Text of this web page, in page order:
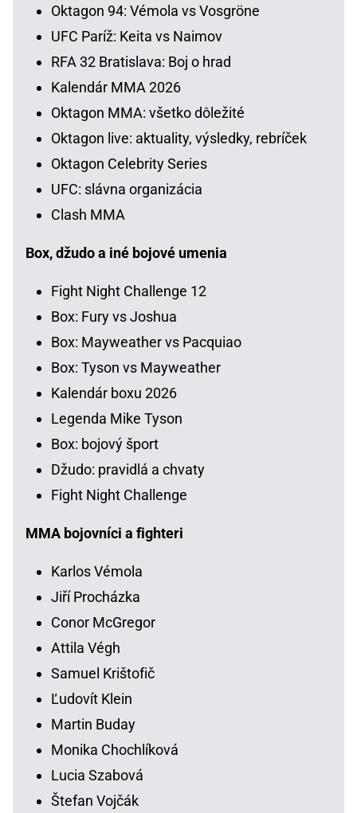
Oktagon 94: Vémola vs Vosgröne
UFC Paríž: Keita vs Naimov
RFA 32 Bratislava: Boj o hrad
Kalendár MMA 2026
Oktagon MMA: všetko dôležité
Oktagon live: aktuality, výsledky, rebríček
Oktagon Celebrity Series
UFC: slávna organizácia
Clash MMA
Box, džudo a iné bojové umenia
Fight Night Challenge 12
Box: Fury vs Joshua
Box: Mayweather vs Pacquiao
Box: Tyson vs Mayweather
Kalendár boxu 2026
Legenda Mike Tyson
Box: bojový šport
Džudo: pravidlá a chvaty
Fight Night Challenge
MMA bojovníci a fighteri
Karlos Vémola
Jiří Procházka
Conor McGregor
Attila Végh
Samuel Krištofič
Ľudovít Klein
Martin Buday
Monika Chochlíková
Lucia Szabová
Štefan Vojčák